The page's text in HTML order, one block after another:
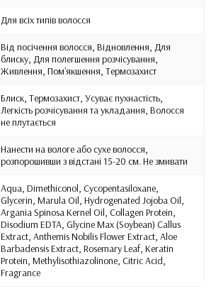
Для всіх типів волосся
Від посічення волосся, Відновлення, Для
блиску, Для полегшення розчісування,
Живлення, Пом'якшення, Термозахист
Блиск, Термозахист, Усуває пухнастість,
Легкість розчісування та укладання, Волосся
не плутається
Нанести на вологе або сухе волосся,
розпорошивши з відстані 15-20 см. Не змивати
Aqua, Dimethiconol, Cycopentasiloxane,
Glycerin, Marula Oil, Hydrogenated Jojoba Oil,
Argania Spinosa Kernel Oil, Collagen Protein,
Disodium EDTA, Glycine Max (Soybean) Callus
Extract, Anthemis Nobilis Flower Extract, Aloe
Barbadensis Extract, Rosemary Leaf, Keratin
Protein, Methylisothiazolinone, Citric Acid,
Fragrance